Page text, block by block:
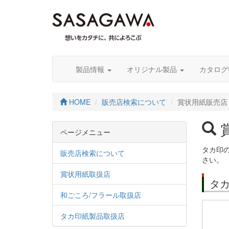
製品情報 オリジナル製品 カタロ
HOME 販売店検索について 賞状用紙販売店
ページメニュー
販売店検索について
賞状用紙取扱店
和ごころ/フラール取扱店
タカ印紙製品取扱店
タカ印
さい。
タ